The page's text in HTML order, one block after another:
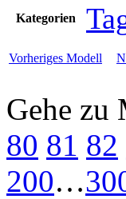
Kategorien
Vorheriges Modell
Gehe zu
80 81 82
200…